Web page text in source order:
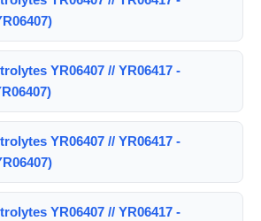
YR06407 // YR06417 -
YR06407 // YR06417 -
YR06407 // YR06417 -